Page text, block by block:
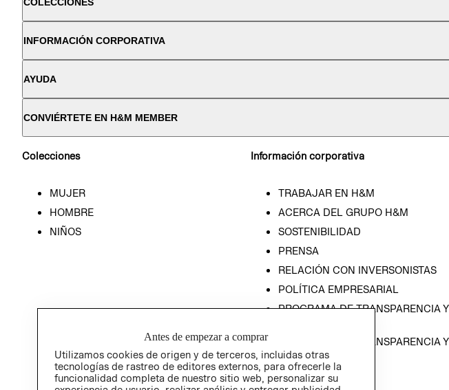
INFORMACIÓN CORPORATIVA
AYUDA
CONVIÉRTETE EN H&M MEMBER
Colecciones
MUJER
HOMBRE
NIÑOS
Información corporativa
TRABAJAR EN H&M
ACERCA DEL GRUPO H&M
SOSTENIBILIDAD
PRENSA
RELACIÓN CON INVERSONISTAS
POLÍTICA EMPRESARIAL
PROGRAMA DE TRANSPARENCIA Y
PROGRAMA DE TRANSPARENCIA Y
ÉTICA (INGLÉS)
Antes de empezar a comprar
Utilizamos cookies de origen y de terceros, incluidas otras
tecnologías de rastreo de editores externos, para ofrecerle la
funcionalidad completa de nuestro sitio web, personalizar su